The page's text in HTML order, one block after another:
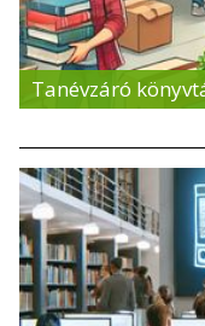
Tanévzáró